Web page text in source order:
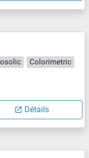
Colorimetric
Détails